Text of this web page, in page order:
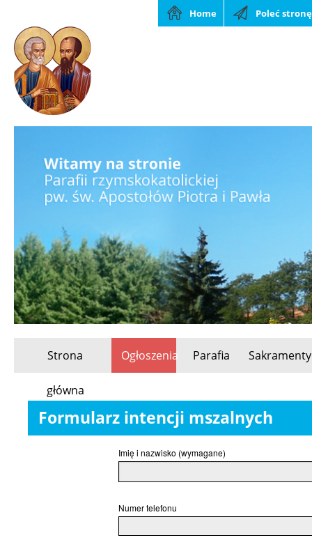
Poleć stronę
Home
Przeskocz
treści
Strona
główna
Ogłoszenia Parafia Sakramenty
Formularz intencji mszalnych
Imię i nazwisko (wymagane)
Numer telefonu